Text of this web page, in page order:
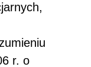
r. o